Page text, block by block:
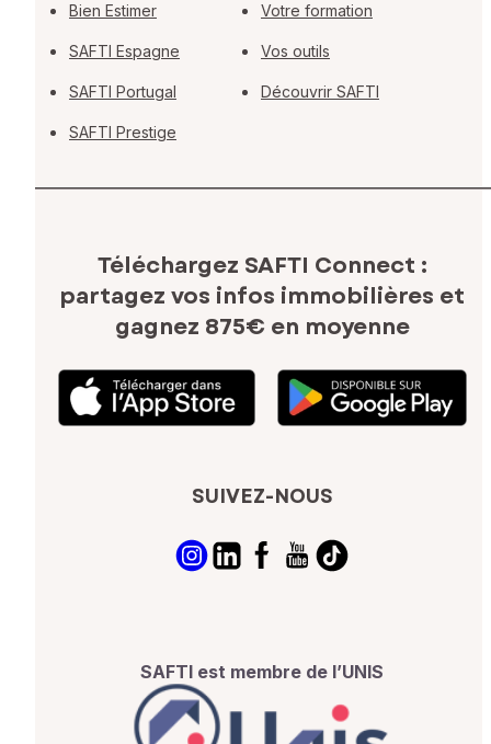
Bien Estimer
SAFTI Espagne
SAFTI Portugal
SAFTI Prestige
Votre formation
Vos outils
Découvrir SAFTI
Téléchargez SAFTI Connect :
partagez vos infos immobilières et
gagnez 875€ en moyenne
SUIVEZ-NOUS
SAFTI est membre de l’UNIS